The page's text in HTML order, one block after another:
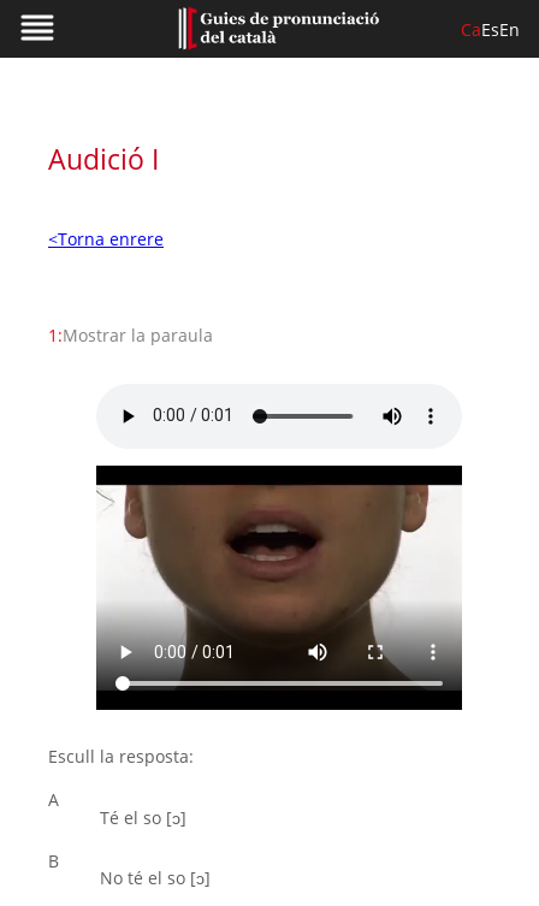
CaEsEn
Audició I
<Torna enrere
1:Mostrar la paraula
Escull la resposta:
A
Té el so [ͻ]
B
No té el so [ͻ]